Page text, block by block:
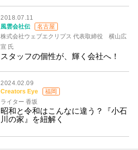
2018.07.11
風雲会社伝
名古屋
株式会社ウェブエクリプス 代表取締役 横山広
宣 氏
スタッフの個性が、輝く会社へ！
2024.02.09
Creators Eye
福岡
ライター 香坂
昭和と令和はこんなに違う？『小石
川の家』を紐解く